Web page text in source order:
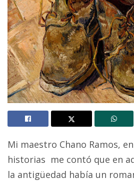
Mi maestro Chano Ramos,
historias me contó que en
la antigüedad había un